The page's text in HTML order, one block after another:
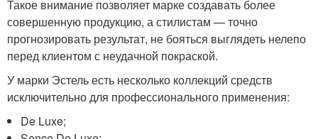
Такое внимание позволяет марке создавать более
совершенную продукцию, а стилистам — точно
прогнозировать результат, не бояться выглядеть нелепо
перед клиентом с неудачной покраской.
У марки Эстель есть несколько коллекций средств
исключительно для профессионального применения:
De Luxe;